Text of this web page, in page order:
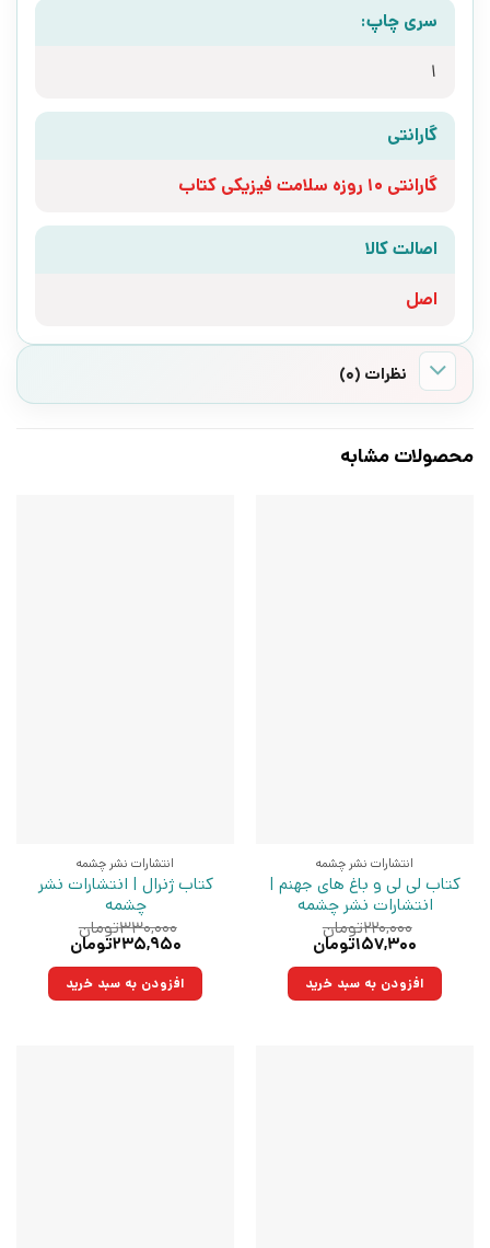
سری چاپ:
1
گارانتی
گارانتی 10 روزه سلامت فیزیکی کتاب
اصالت کالا
اصل
نظرات (0)
محصولات مشابه
انتشارات نشر چشمه
کتاب لی لی و باغ های جهنم |
انتشارات نشر چشمه
۲۲۰,۰۰۰تومان
قیمت
۲۲۰,۰۰۰تومان
بود.
۱۵۷,۳۰۰تومان
۱۵۷,۳۰۰تومان.افزودن به سبد خرید
انتشارات نشر چشمه
کتاب ژنرال | انتشارات نشر
چشمه
۳۳۰,۰۰۰تومان
قیمت
۳۳۰,۰۰۰تومان
بود.
۲۳۵,۹۵۰تومان
۲۳۵,۹۵۰تومان.افزودن به سبد خرید